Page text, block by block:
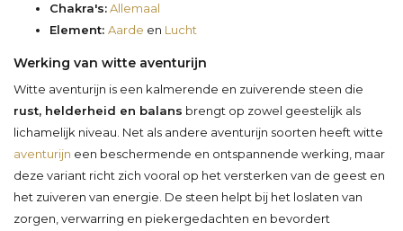
Chakra's:Allemaal
Element: Aarde en Lucht
Werking van witte aventurijn
Witte aventurijn is een kalmerende en zuiverende steen die
rust, helderheid en balans brengt op zowel geestelijk als
lichamelijk niveau. Net als andere aventurijn soorten heeft witte
aventurijn een beschermende en ontspannende werking, maar
deze variant richt zich vooral op het versterken van de geest en
het zuiveren van energie. De steen helpt bij het loslaten van
zorgen, verwarring en piekergedachten en bevordert